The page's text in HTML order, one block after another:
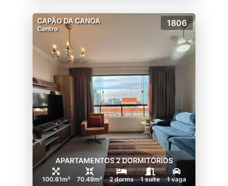
CAPÃO DA CANOA
Centro
1806
APARTAMENTOS 2 DORMITÓRIOS
100.61m² 70.49m² 2 dorms 1 suíte 1 vaga